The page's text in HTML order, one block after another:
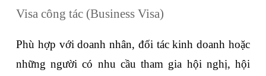
Visa công tác (Business Visa)
Phù hợp với doanh nhân, đối tác kinh doanh hoặc
những người có nhu cầu tham gia hội nghị, hội